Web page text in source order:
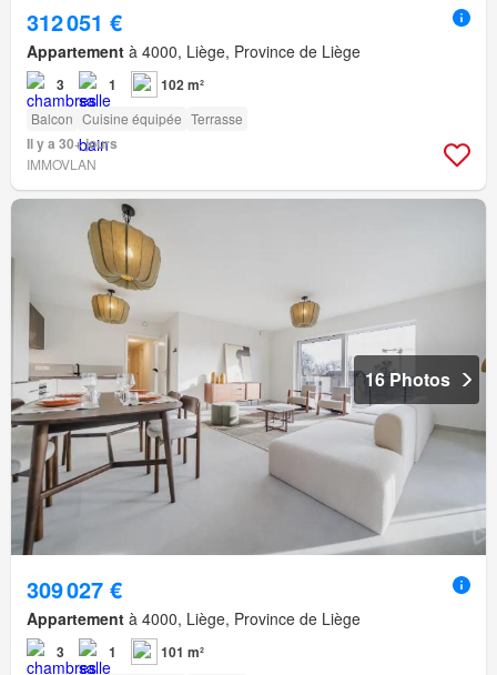
312 051 €
Appartement à 4000, Liège, Province de Liège
3 1 102 m²
Balcon Cuisine équipée Terrasse
Il y a 30+ jours
IMMOVLAN
16 Photos
309 027 €
Appartement à 4000, Liège, Province de Liège
3 1 101 m²